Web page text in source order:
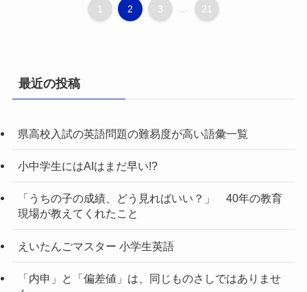
1 2 3 21
最近の投稿
県高校入試の英語問題の難易度が高い語彙一覧
小中学生にはAIはまだ早い!?
「うちの子の成績、どう見ればいい？」 40年の教育
現場が教えてくれたこと
えいたんごマスター 小学生英語
「内申」と「偏差値」は、同じものさしではありませ